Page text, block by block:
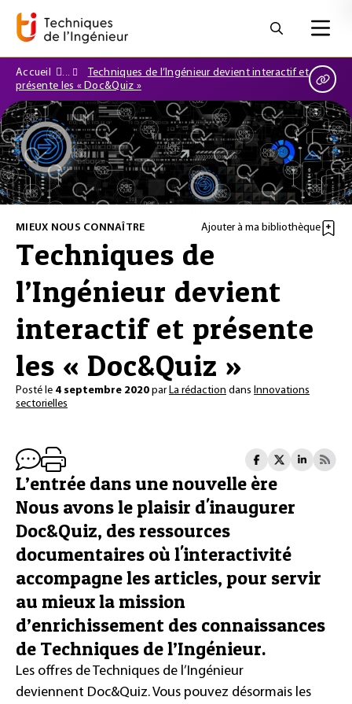
Accueil
Techniques de l’Ingénieur devient interactif et
présente les « Doc&Quiz »
MIEUX NOUS CONNAÎTRE Ajouter à ma bibliothèque
Techniques de
l’Ingénieur devient
interactif et présente
les « Doc&Quiz »
Posté le 4 septembre 2020 parLa rédaction dans Innovations
sectorielles
L’entrée dans une nouvelle ère
Nous avons le plaisir d'inaugurer
Doc&Quiz, des ressources
documentaires où l'interactivité
accompagne les articles, pour servir
au mieux la mission
d’enrichissement des connaissances
de Techniques de l’Ingénieur.
Les offres de Techniques de l’Ingénieur
deviennent Doc&Quiz. Vous pouvez désormais les